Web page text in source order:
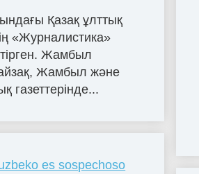
Қазақ ұлттық
«Журналистика»
Жамбыл
Жамбыл және
газеттерінде...
es sospechoso